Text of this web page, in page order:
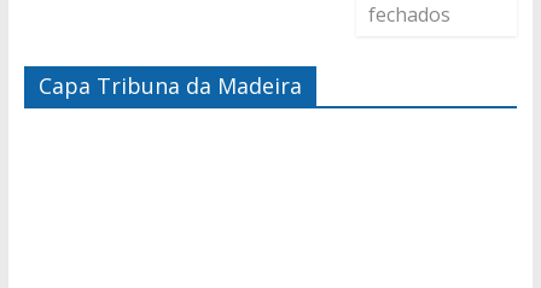
fechados
Capa Tribuna da Madeira